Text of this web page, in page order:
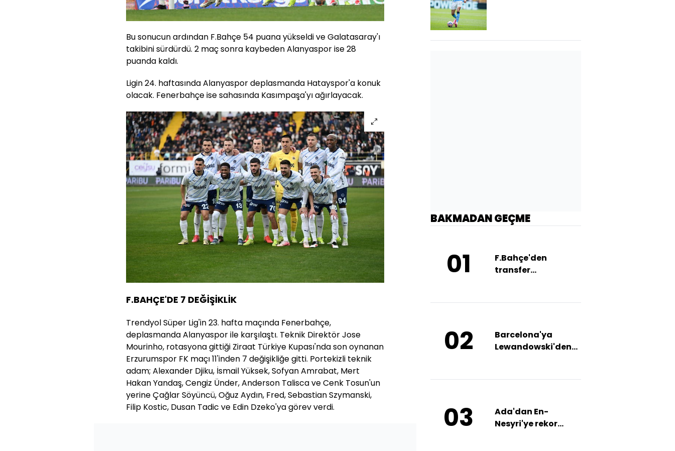
Bu sonucun ardından F.Bahçe 54 puana yükseldi ve Galatasaray'ı
takibini sürdürdü. 2 maç sonra kaybeden Alanyaspor ise 28
puanda kaldı.
Ligin 24. haftasında Alanyaspor deplasmanda Hatayspor'a konuk
olacak. Fenerbahçe ise sahasında Kasımpaşa'yı ağırlayacak.
F.BAHÇE'DE 7 DEĞİŞİKLİK
Trendyol Süper Lig'in 23. hafta maçında Fenerbahçe,
deplasmanda Alanyaspor ile karşılaştı. Teknik Direktör Jose
Mourinho, rotasyona gittiği Ziraat Türkiye Kupası'nda son oynanan
Erzurumspor FK maçı 11'inden 7 değişikliğe gitti. Portekizli teknik
adam; Alexander Djiku, İsmail Yüksek, Sofyan Amrabat, Mert
Hakan Yandaş, Cengiz Ünder, Anderson Talisca ve Cenk Tosun'un
yerine Çağlar Söyüncü, Oğuz Aydın, Fred, Sebastian Szymanski,
Filip Kostic, Dusan Tadic ve Edin Dzeko'ya görev verdi.
BAKMADAN GEÇME
01
F.Bahçe'den
transfer
02
Barcelona'ya
Lewandowski'den
03
Ada'dan En-
Nesyri'ye rekor